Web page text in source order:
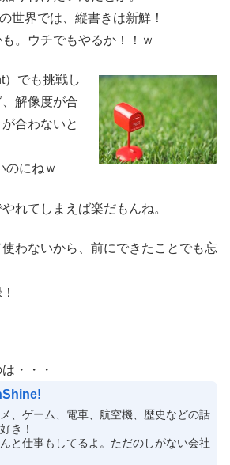
世界では、縦書きは新鮮！
。ウチでもやるか！！ｗ
でも挑戦し
解像度が合
合わないと
のにねｗ
れてしまえば楽だもんね。
わないから、前にできたことでも忘
・・・
、ゲーム、電車、航空機、歴史などの話
き！
と仕事もしてるよ。ただのしがない会社